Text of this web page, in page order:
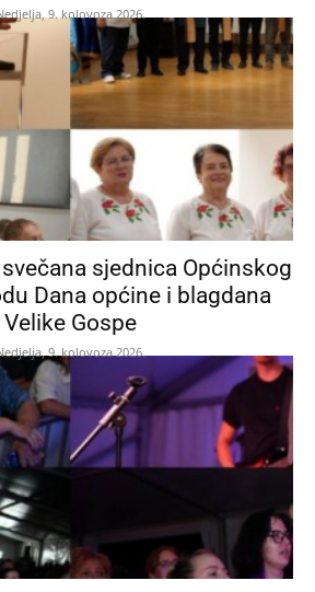
9. kolovoza 2026.
svečana sjednica Općinskog
Dana općine i blagdana
Velike Gospe
9. kolovoza 2026.